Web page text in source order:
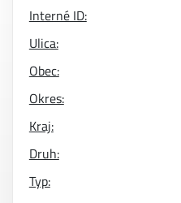
Interné ID:
Ulica:
Obec:
Okres:
Kraj:
Druh:
Typ: